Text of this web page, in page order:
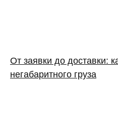
От заявки до доставки:
негабаритного груза